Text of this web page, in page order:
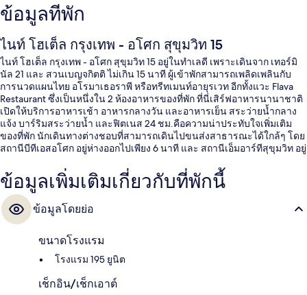
ข้อมูลที่พัก
ไนท์ โฮเต็ล กรุงเทพ - อโศก สุขุมวิท 15
ไนท์ โฮเต็ล กรุงเทพ - อโศก สุขุมวิท 15 อยู่ในทำเลดี เพราะเดินจาก เทอร์มิ
นัล 21 และ สวนเบญจกิตติ ไม่เกิน 15 นาที ผู้เข้าพักสามารถเพลิดเพลินกับ
การนวดแผนไทย อโรมาเธอราพี หรือทรีทเมนท์อายุรเวท อีกทั้งแวะ Flava
Restaurant ซึ่งเป็นหนึ่งใน 2 ห้องอาหารของที่พัก ที่นี่เสิร์ฟอาหารนานาชาติ
เปิดให้บริการอาหารเช้า อาหารกลางวัน และอาหารเย็น สระว่ายน้ำกลาง
แจ้ง บาร์ริมสระว่ายน้ำ และฟิตเนส 24 ชม.คือความน่าประทับใจเพิ่มเติม
ของที่พัก นักเดินทางต่างชอบที่สามารถเดินไปขนส่งสาธารณะได้ใกล้ๆ โดย
สถานีบีทีเอสอโศก อยู่ห่างออกไปเพียง 6 นาที และ สถานีเอ็มอาร์ทีสุขุมวิท อยู่
ข้อมูลเพิ่มเติมเกี่ยวกับที่พักนี้
ข้อมูลโดยย่อ
ขนาดโรงแรม
โรงแรม 195 ยูนิต
เช็กอิน/เช็กเอาต์